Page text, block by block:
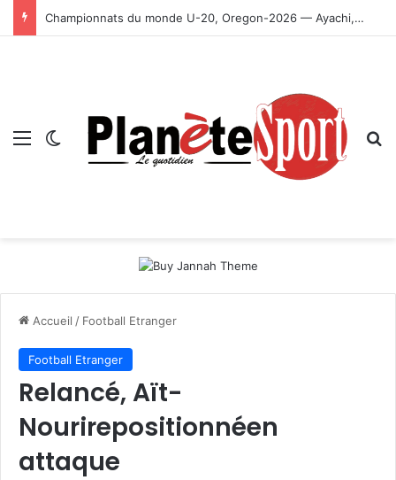
Championnats du monde U-20, Oregon-2026 — Ayachi, Dissa, Touahria et Ghezali en finale
Menu Switch skin
Accueil / Football Etranger
Football Etranger
Relancé, Aït-
Nourirepositionnéen
attaque